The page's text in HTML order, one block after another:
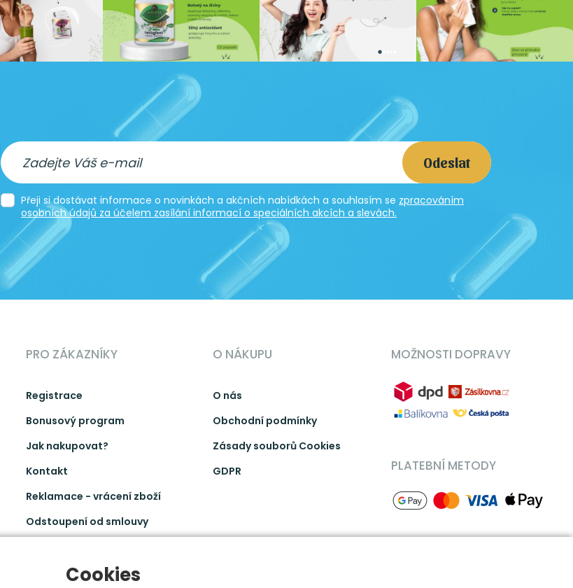
Odeslat
Přeji si dostávat informace o novinkách a akčních nabídkách a souhlasím se zpracováním
osobních údajů za účelem zasílání informací o speciálních akcích a slevách.
PRO ZÁKAZNÍKY
Registrace
Bonusový program
Jak nakupovat?
Kontakt
Reklamace - vrácení zboží
Odstoupení od smlouvy
O NÁKUPU
O nás
Obchodní podmínky
Zásady souborů Cookies
GDPR
MOŽNOSTI DOPRAVY
PLATEBNÍ METODY
Cookies